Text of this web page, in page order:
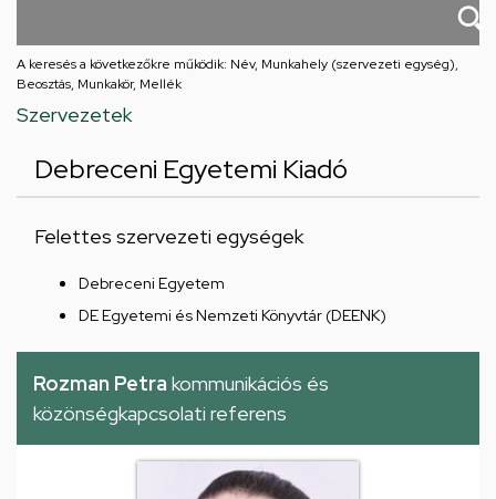
A keresés a következőkre működik: Név, Munkahely (szervezeti egység),
Beosztás, Munkakör, Mellék
Szervezetek
Debreceni Egyetemi Kiadó
Felettes szervezeti egységek
Debreceni Egyetem
DE Egyetemi és Nemzeti Könyvtár (DEENK)
Rozman Petra kommunikációs és
közönségkapcsolati referens